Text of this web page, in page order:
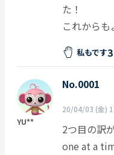
た！
これからも
私もです3
YU**
No.0001
20/04/03 (金)
2つ目の訳
one at a